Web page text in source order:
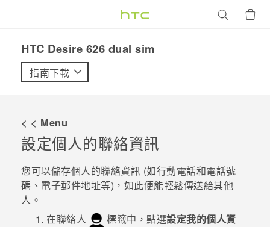
VIVE
配件
優惠專區
焦點訊息
銷售門市
HTC Desire 626 dual sim‎
指南下載
< < Menu
設定個人的聯絡資訊
您可以儲存個人的聯絡資訊 (如行動電話和電話號
碼、電子郵件地址等)，如此便能輕鬆傳送給其他
人。
在聯絡人
標籤中，點選設定我的個人資